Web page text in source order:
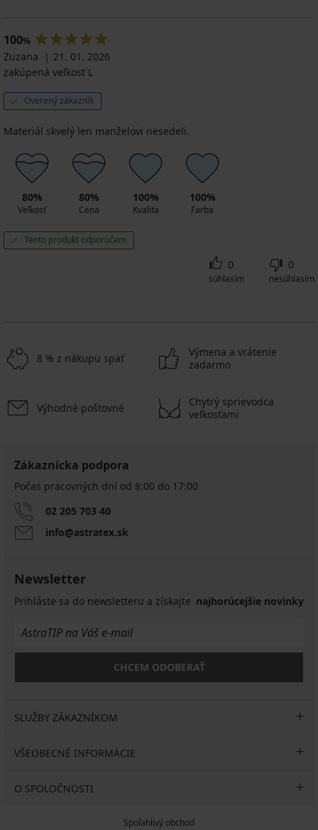
100%
Zuzana
21. 01. 2026
zakúpená veľkosť L
Overený zákazník
Materiál skvelý len manželovi nesedeli.
80%
Veľkosť
80%
Cena
100%
Kvalita
100%
Farba
Tento produkt odporúčam
0
súhlasím
0
nesúhlasím
8 % z nákupu späť
Výmena a vrátenie
zadarmo
Výhodné poštovné
Chytrý sprievodca
veľkosťami
Zákaznícka podpora
Počas pracovných dní od 8:00 do 17:00
02 205 703 40
info@astratex.sk
Newsletter
Prihláste sa do newsletteru a získajte najhorúcejšie novinky
CHCEM ODOBERAŤ
SLUŽBY ZÁKAZNÍKOM
VŠEOBECNÉ INFORMÁCIE
O SPOLOČNOSTI
Spoľahlivý obchod